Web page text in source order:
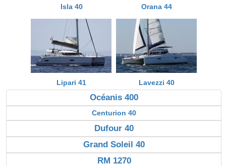
Isla 40 Orana 44
Lipari 41 Lavezzi 40
Océanis 400
Centurion 40
Dufour 40
Grand Soleil 40
RM 1270